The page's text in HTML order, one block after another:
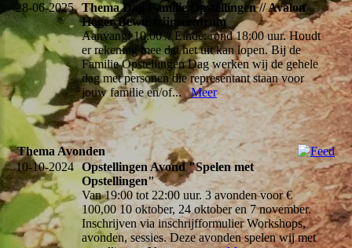
28-06-2025 Thema Dag Familie Opstellingen // Avalon
Hoger Bewustzijnscentrum
Aanvang: 10:00 // Einde: rond 18:00 uur. Houdt
er rekening mee dat het uit kan lopen. Bij de
Familie Opstellingen Dag werken wij de gehele
dag met personen die representant staan voor
jouw familie en/of...Meer
Thema Avonden
10-10-2024 Opstellingen Avond "Spelen met
Opstellingen"
Van 19:00 tot 22:00 uur. 3 avonden voor €
100,00 10 oktober, 24 oktober en 7 november.
Inschrijven via inschrijfformulier Workshops,
avonden, sessies. Deze avonden spelen wij met